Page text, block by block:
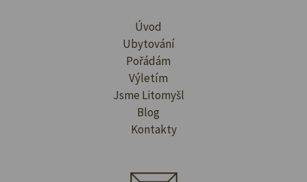
Úvod
Ubytování
Pořádám
Výletím
Jsme Litomyšl
Blog
Kontakty